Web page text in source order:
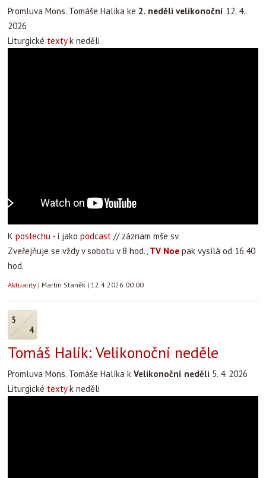
Promluva Mons. Tomáše Halíka ke 2. neděli velikonoční 12. 4.
2026
Liturgické textyk neděli
K poslechu - i jako podcast // záznam mše sv.
Zveřejňuje se vždy v sobotu v 8 hod., TV Noe pak vysílá od 16.40
hod.
Aktuality | Martin Staněk | 12.4.2026 00:00
5
4
Tomáš Halík: Velikonoční neděle
Promluva Mons. Tomáše Halíka k Velikonoční neděli 5. 4. 2026
Liturgické textyk neděli